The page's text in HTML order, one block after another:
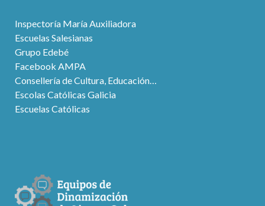
Inspectoría María Auxiliadora
Escuelas Salesianas
Grupo Edebé
Facebook AMPA
Consellería de Cultura, Educación…
Escolas Católicas Galicia
Escuelas Católicas